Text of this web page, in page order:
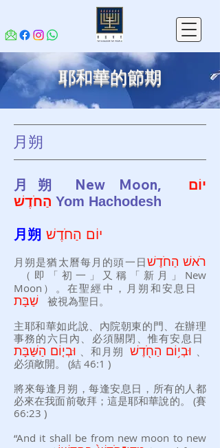
耶和華的節期
月朔
月 朔 New Moon,
יוֹם
הַחֹדֶשׁ Yom Hachodesh
月朔 יוֹם הַחֹדֶשׁ
月朔是猶太曆每月的頭一日 רֹאשׁ הַחֹדֶשׁ
（即「初一」又稱「新月」New
Moon）。在聖經中，月朔和安息日
שַׁבָּת
被視為聖日。
主耶和華如此說、內院朝東的門、在辦理
事務的六日內、必須關閉、惟有安息日
וּבְי֤וֹם הַשַּׁבָּת 、和月朔 וּבְ 、
必須敞開。 (結 46:1 )
將來每逢月朔，每逢安息日，所有的人都
必來在我面前敬拜；這是耶和華說的。 (賽
66:23 )
“And it shall be from new moon to new